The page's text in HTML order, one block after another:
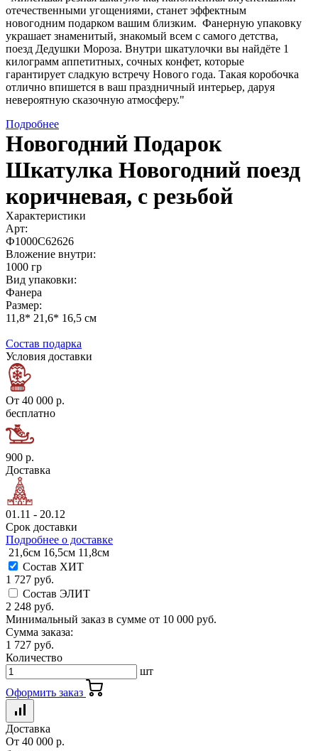
отечественными угощениями, станет эффектным
новогодним подарком вашим близким. Фанерную упаковку
украшает знаменитый, знакомый всем с самого детства,
поезд Дедушки Мороза. Внутри шкатулочки вы найдёте 1
килограмм аппетитных, сочных конфет, которые
гарантирует сладкую встречу Нового года. Такая коробочка
отлично впишется в ваш праздничный интерьер, даруя
невероятную сказочную атмосферу."
Подробнее
Новогодний Подарок
Шкатулка Новогодний поезд
коричневая, с резьбой
Характеристики
Арт:
Ф1000С62626
Вложение внутри:
1000 гр
Вид упаковки:
Фанера
Размер:
11,8* 21,6* 16,5 см
Состав подарка
Условия доставки
От 40 000 р.
бесплатно
900 р.
Доставка
01.11 - 20.12
Срок доставки
Подробнее о доставке
21,6см 16,5см 11,8см
Состав ХИТ
1 727 руб.
Состав ЭЛИТ
2 248 руб.
Минимальный заказ в сумме от 10 000 руб.
Сумма заказа:
1 727 руб.
Количество
шт
Оформить заказ
Доставка
От 40 000 р.